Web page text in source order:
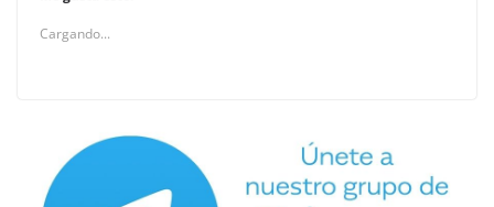
Cargando...